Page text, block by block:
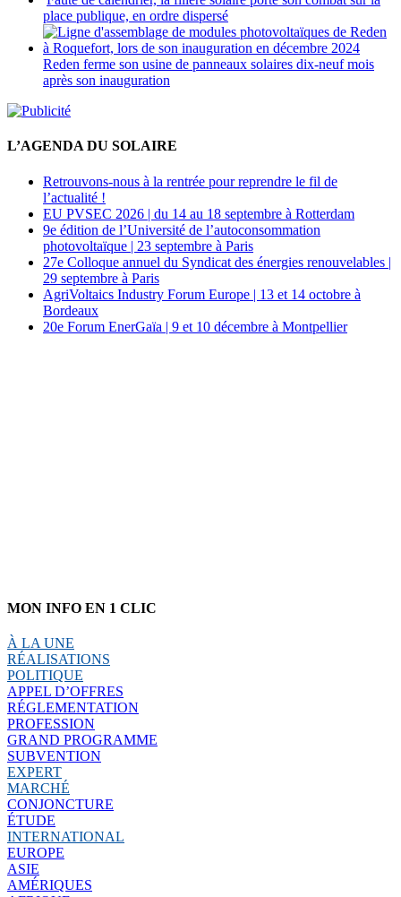
place publique, en ordre dispersé
Reden ferme son usine de panneaux solaires dix-neuf mois
après son inauguration
L’AGENDA DU SOLAIRE
Retrouvons-nous à la rentrée pour reprendre le fil de
l’actualité !
EU PVSEC 2026 | du 14 au 18 septembre à Rotterdam
9e édition de l’Université de l’autoconsommation
photovoltaïque | 23 septembre à Paris
27e Colloque annuel du Syndicat des énergies renouvelables |
29 septembre à Paris
AgriVoltaics Industry Forum Europe | 13 et 14 octobre à
Bordeaux
20e Forum EnerGaïa | 9 et 10 décembre à Montpellier
MON INFO EN 1 CLIC
À LA UNE
RÉALISATIONS
POLITIQUE
APPEL D’OFFRES
RÉGLEMENTATION
PROFESSION
GRAND PROGRAMME
SUBVENTION
EXPERT
MARCHÉ
CONJONCTURE
ÉTUDE
INTERNATIONAL
EUROPE
ASIE
AMÉRIQUES